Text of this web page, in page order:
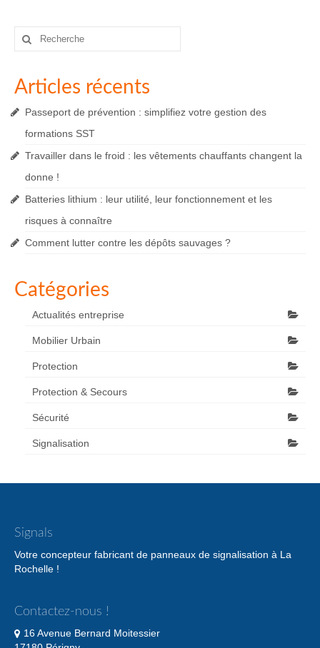
Rechercher
Articles récents
Passeport de prévention : simplifiez votre gestion des
formations SST
Travailler dans le froid : les vêtements chauffants changent la
donne !
Batteries lithium : leur utilité, leur fonctionnement et les
risques à connaître
Comment lutter contre les dépôts sauvages ?
Catégories
Actualités entreprise
Mobilier Urbain
Protection
Protection & Secours
Sécurité
Signalisation
Signals
Votre concepteur fabricant de panneaux de signalisation à La
Rochelle !
Contactez-nous !
16 Avenue Bernard Moitessier